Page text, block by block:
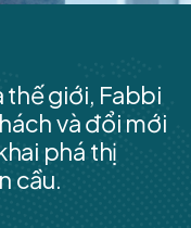
thế giới, Fabbi
và đổi mới
phá thị
cầu.